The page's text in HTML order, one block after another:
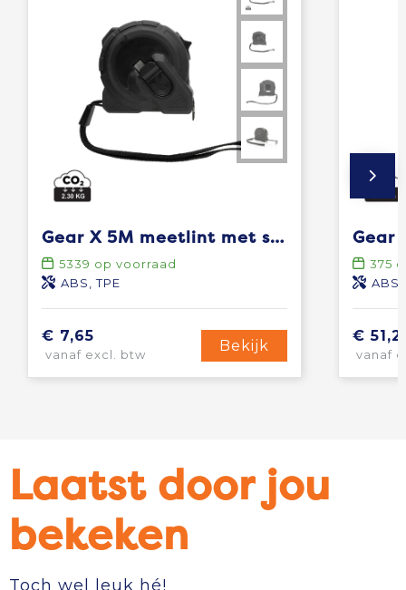
Gear X 5M meetlint met snel/langzaam retract
5339 op voorraad
ABS, TPE
€ 7,65
vanaf excl. btw
Bekijk
375
ABS,
€
vanaf
Laatst door jou
bekeken
Toch wel leuk hé!